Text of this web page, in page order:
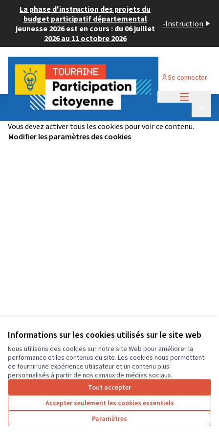
Informations sur les cookies utilisés sur le site web
Nous utilisons des cookies sur notre site Web pour améliorer la
performance et les contenus du site. Les cookies nous permettent
de fournir une expérience utilisateur et un contenu plus
personnalisés à partir de nos canaux de médias sociaux.
Tout accepter
Accepter seulement les cookies essentiels
Paramètres
La phase d'instruction des projets du
budget participatif départemental
jeunesse 2026 est en cours : du 06 juillet
2026 au 11 octobre 2026
-Instruction
Se connecter
Budget Participatif JEUNESSE 2024
🏆 Les projets élus
Vous devez activer tous les cookies pour voir ce contenu.
Modifier les paramètres des cookies
Conditions d'utilisation
Paramètres des cookies
CD37 sur X
(Lien externe)
CD37 sur Facebook
CD37 sur Instagram
CD37 sur YouTube
(Lien externe)
Site réalisé grâce aulogiciel libre Decidim .
Licence
(Lien